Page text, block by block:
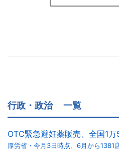
行政・政治 一覧
OTC緊急避妊薬販売、全国1
厚労省・今月3日時点、6月から1381